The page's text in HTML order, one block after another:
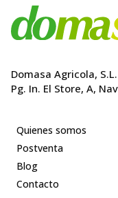
Domasa Agricola, S.L.
Pg. In. El Store, A,
Quienes somos
Postventa
Blog
Contacto